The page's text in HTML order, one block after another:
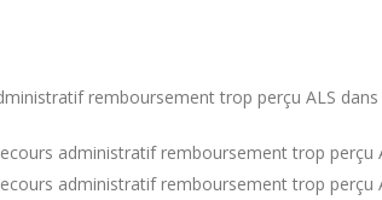
remboursement trop perçu ALS dans
administratif remboursement trop perçu
administratif remboursement trop perçu